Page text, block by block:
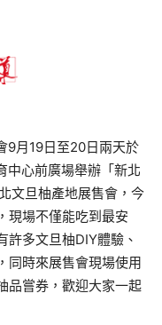
9月19日至20日兩天於
中心前廣場舉辦「新北
文旦柚產地展售會，今
現場不僅能吃到最安
許多文旦柚DIY體驗、
同時來展售會現場使用
品嘗券，歡迎大家一起